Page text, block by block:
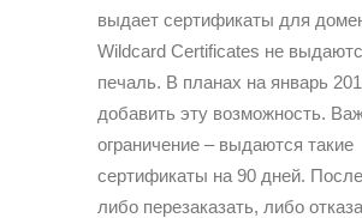
выдает сертификаты для
Wildcard Certificates не
печаль. В планах на январь
добавить эту возможность.
ограничение – выдаются такие
сертификаты на 90 дней.
либо перезаказать, либо